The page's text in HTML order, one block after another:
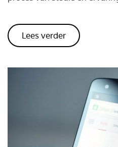
Lees verder